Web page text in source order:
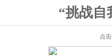
“挑战自
点击